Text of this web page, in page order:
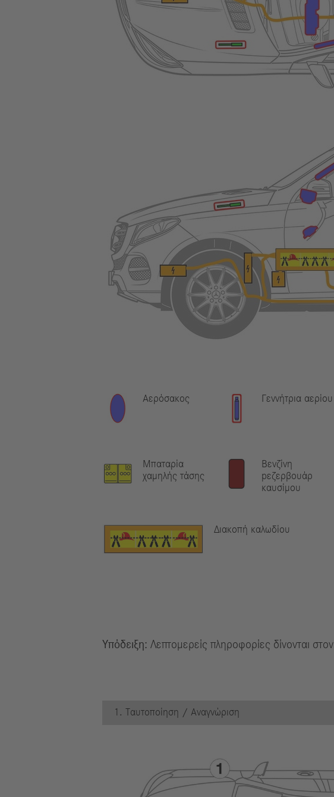
Αερόσακος Γεννήτρια αερίου
Μπαταρία
χαμηλής τάσης
Βενζίνη
pεζερβουάρ
καυσίμου
Διακοπή καλωδίου
Υπόδειξη: Λεπτομερείς πληροφορίες δίνονται στον
1. Ταυτοποίηση / Αναγνώριση